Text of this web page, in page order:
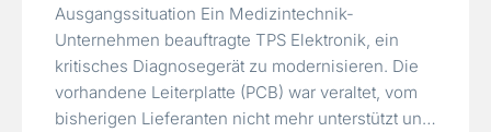
Ausgangssituation Ein Medizintechnik-
Unternehmen beauftragte TPS Elektronik, ein
kritisches Diagnosegerät zu modernisieren. Die
vorhandene Leiterplatte (PCB) war veraltet, vom
bisherigen Lieferanten nicht mehr unterstützt und